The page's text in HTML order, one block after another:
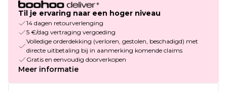
Til je ervaring naar een hoger niveau
14 dagen retourverlenging
5 €/dag vertraging vergoeding
Volledige orderdekking (verloren, gestolen, beschadigd) met
directe uitbetaling bij in aanmerking komende claims
Gratis en eenvoudig doorverkopen
Meer informatie